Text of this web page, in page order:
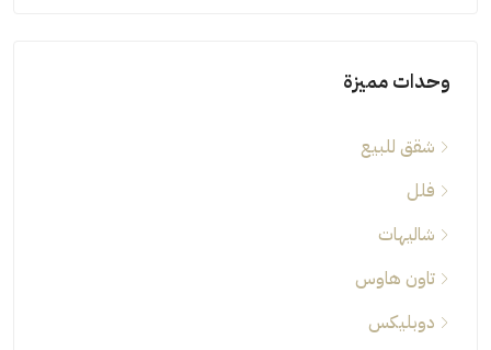
وحدات مميزة
شقق للبيع
فلل
شاليهات
تاون هاوس
دوبليكس